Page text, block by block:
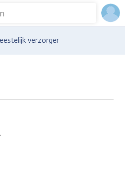
verzorger